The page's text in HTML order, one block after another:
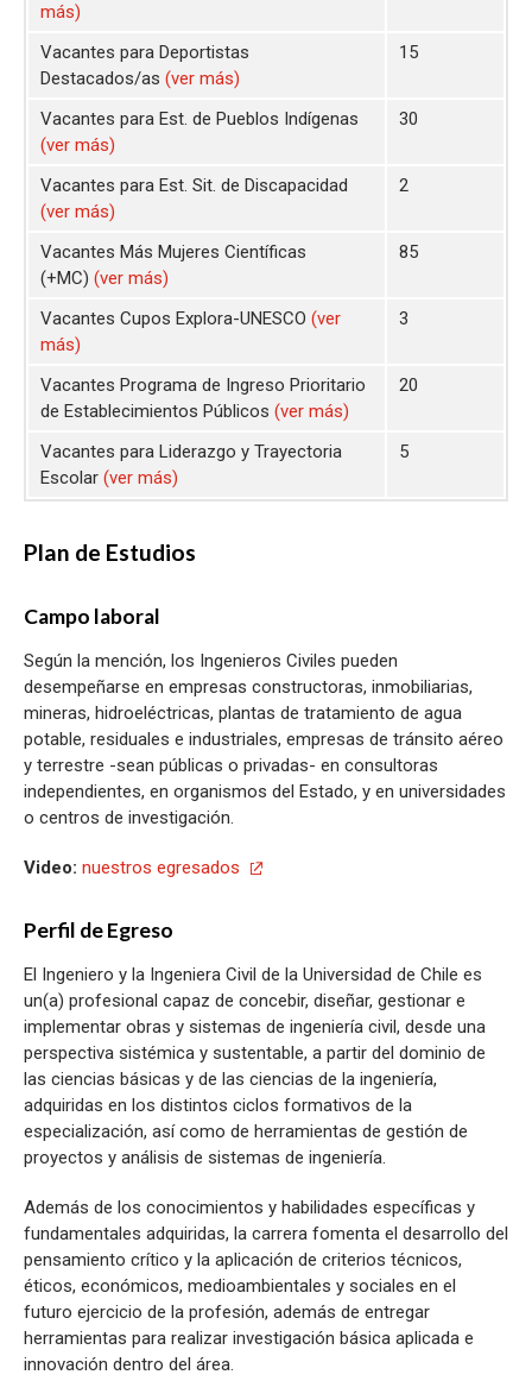
más)
Vacantes para Deportistas
Destacados/as (ver más)
15
Vacantes para Est. de Pueblos Indígenas
(ver más)
30
Vacantes para Est. Sit. de Discapacidad
(ver más)
2
Vacantes Más Mujeres Científicas
(+MC) (ver más)
85
Vacantes Cupos Explora-UNESCO (ver
más)
3
Vacantes Programa de Ingreso Prioritario
de Establecimientos Públicos (ver más)
20
Vacantes para Liderazgo y Trayectoria
Escolar (ver más)
5
Plan de Estudios
Campo laboral
Según la mención, los Ingenieros Civiles pueden
desempeñarse en empresas constructoras, inmobiliarias,
mineras, hidroeléctricas, plantas de tratamiento de agua
potable, residuales e industriales, empresas de tránsito aéreo
y terrestre -sean públicas o privadas- en consultoras
independientes, en organismos del Estado, y en universidades
o centros de investigación.
Video: nuestros egresados
Perfil de Egreso
El Ingeniero y la Ingeniera Civil de la Universidad de Chile es
un(a) profesional capaz de concebir, diseñar, gestionar e
implementar obras y sistemas de ingeniería civil, desde una
perspectiva sistémica y sustentable, a partir del dominio de
las ciencias básicas y de las ciencias de la ingeniería,
adquiridas en los distintos ciclos formativos de la
especialización, así como de herramientas de gestión de
proyectos y análisis de sistemas de ingeniería.
Además de los conocimientos y habilidades específicas y
fundamentales adquiridas, la carrera fomenta el desarrollo del
pensamiento crítico y la aplicación de criterios técnicos,
éticos, económicos, medioambientales y sociales en el
futuro ejercicio de la profesión, además de entregar
herramientas para realizar investigación básica aplicada e
innovación dentro del área.